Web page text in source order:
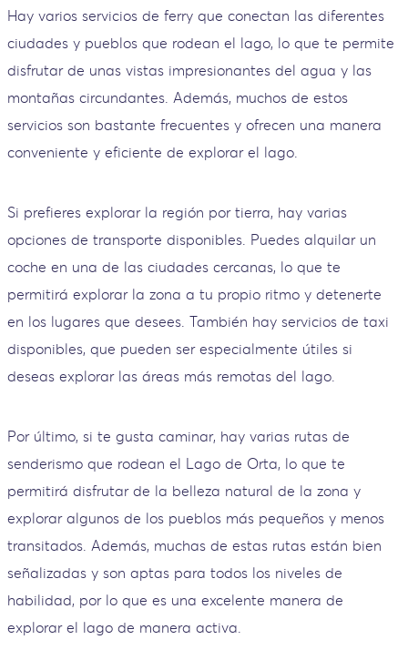
Hay varios servicios de ferry que conectan las diferentes
ciudades y pueblos que rodean el lago, lo que te permite
disfrutar de unas vistas impresionantes del agua y las
montañas circundantes. Además, muchos de estos
servicios son bastante frecuentes y ofrecen una manera
conveniente y eficiente de explorar el lago.
Si prefieres explorar la región por tierra, hay varias
opciones de transporte disponibles. Puedes alquilar un
coche en una de las ciudades cercanas, lo que te
permitirá explorar la zona a tu propio ritmo y detenerte
en los lugares que desees. También hay servicios de taxi
disponibles, que pueden ser especialmente útiles si
deseas explorar las áreas más remotas del lago.
Por último, si te gusta caminar, hay varias rutas de
senderismo que rodean el Lago de Orta, lo que te
permitirá disfrutar de la belleza natural de la zona y
explorar algunos de los pueblos más pequeños y menos
transitados. Además, muchas de estas rutas están bien
señalizadas y son aptas para todos los niveles de
habilidad, por lo que es una excelente manera de
explorar el lago de manera activa.